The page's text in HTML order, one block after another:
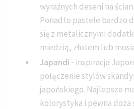
wyraźnych deseni na
Ponadto pastele bardzo
się z metalicznymi
miedzią, złotem lub
Japandi - inspiracja
połączenie stylów
japońskiego. Najlepsze
kolorystyka i pewna doza